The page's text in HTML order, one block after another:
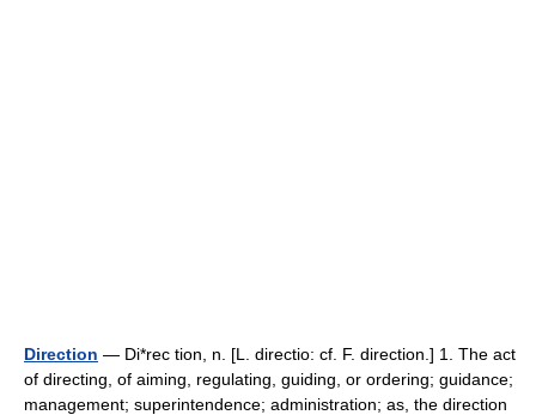
Direction — Di*rec tion, n. [L. directio: cf. F. direction.] 1. The act
of directing, of aiming, regulating, guiding, or ordering; guidance;
management; superintendence; administration; as, the direction